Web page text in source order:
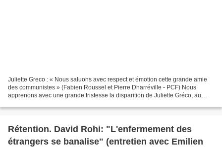
Juliette Greco : « Nous saluons avec respect et émotion cette grande amie
des communistes » (Fabien Roussel et Pierre Dharréville - PCF) Nous
apprenons avec une grande tristesse la disparition de Juliette Gréco, au
Rétention. David Rohi: "L'enfermement des
étrangers se banalise" (entretien avec Emilien